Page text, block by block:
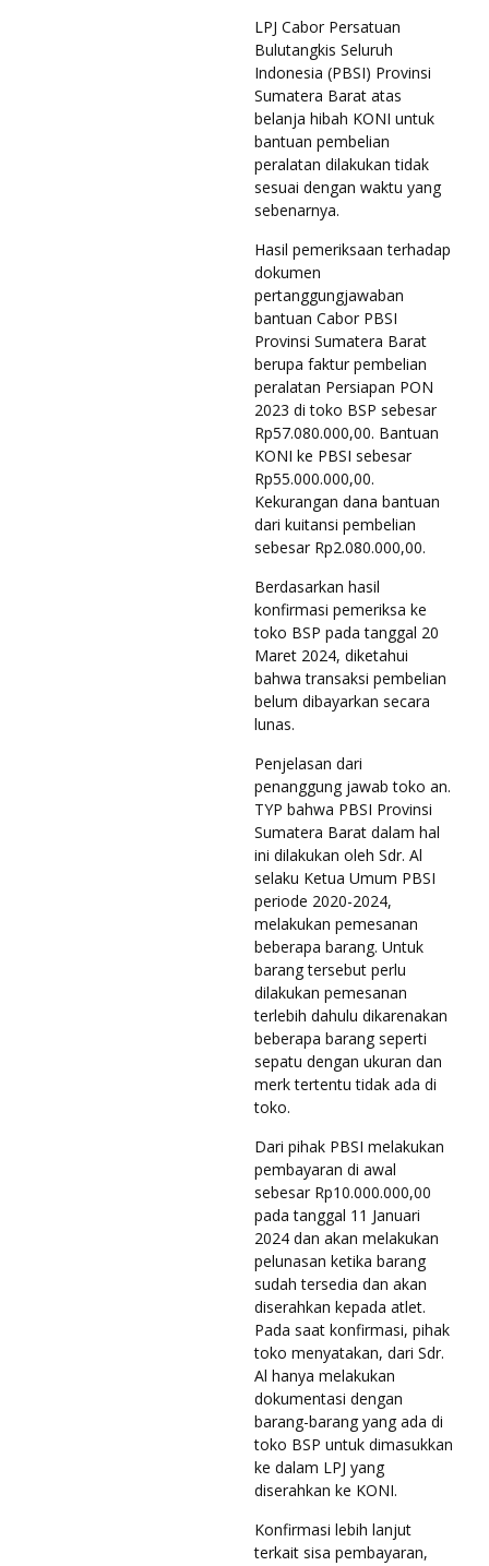
LPJ Cabor Persatuan
Bulutangkis Seluruh
Indonesia (PBSI) Provinsi
Sumatera Barat atas
belanja hibah KONI untuk
bantuan pembelian
peralatan dilakukan tidak
sesuai dengan waktu yang
sebenarnya.
Hasil pemeriksaan terhadap
dokumen
pertanggungjawaban
bantuan Cabor PBSI
Provinsi Sumatera Barat
berupa faktur pembelian
peralatan Persiapan PON
2023 di toko BSP sebesar
Rp57.080.000,00. Bantuan
KONI ke PBSI sebesar
Rp55.000.000,00.
Kekurangan dana bantuan
dari kuitansi pembelian
sebesar Rp2.080.000,00.
Berdasarkan hasil
konfirmasi pemeriksa ke
toko BSP pada tanggal 20
Maret 2024, diketahui
bahwa transaksi pembelian
belum dibayarkan secara
lunas.
Penjelasan dari
penanggung jawab toko an.
TYP bahwa PBSI Provinsi
Sumatera Barat dalam hal
ini dilakukan oleh Sdr. Al
selaku Ketua Umum PBSI
periode 2020-2024,
melakukan pemesanan
beberapa barang. Untuk
barang tersebut perlu
dilakukan pemesanan
terlebih dahulu dikarenakan
beberapa barang seperti
sepatu dengan ukuran dan
merk tertentu tidak ada di
toko.
Dari pihak PBSI melakukan
pembayaran di awal
sebesar Rp10.000.000,00
pada tanggal 11 Januari
2024 dan akan melakukan
pelunasan ketika barang
sudah tersedia dan akan
diserahkan kepada atlet.
Pada saat konfirmasi, pihak
toko menyatakan, dari Sdr.
Al hanya melakukan
dokumentasi dengan
barang-barang yang ada di
toko BSP untuk dimasukkan
ke dalam LPJ yang
diserahkan ke KONI.
Konfirmasi lebih lanjut
terkait sisa pembayaran,